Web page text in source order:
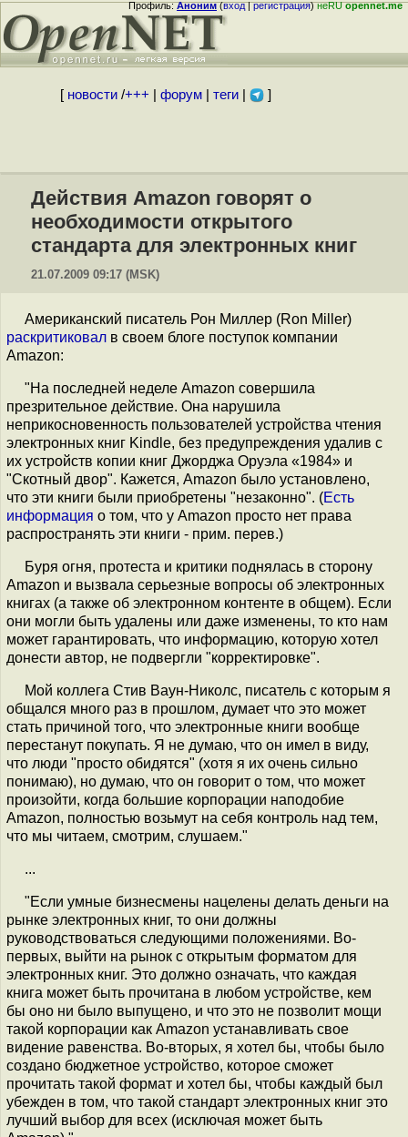
Профиль:Аноним(вход|регистрация)неRUopennet.me
[ новости/+++ форум| теги| ]
Действия Amazon говорят о
необходимости открытого
стандарта для электронных книг
21.07.2009 09:17 (MSK)
Американский писатель Рон Миллер (Ron Miller)
раскритиковал в своем блоге поступок компании
Amazon:
"На последней неделе Amazon совершила
презрительное действие. Она нарушила
неприкосновенность пользователей устройства чтения
электронных книг Kindle, без предупреждения удалив с
их устройств копии книг Джорджа Оруэла «1984» и
"Скотный двор". Кажется, Amazon было установлено,
что эти книги были приобретены "незаконно". (Есть
информация о том, что у Amazon просто нет права
распространять эти книги - прим. перев.)
Буря огня, протеста и критики поднялась в сторону
Amazon и вызвала серьезные вопросы об электронных
книгах (а также об электронном контенте в общем). Если
они могли быть удалены или даже изменены, то кто нам
может гарантировать, что информацию, которую хотел
донести автор, не подвергли "корректировке".
Мой коллега Стив Ваун-Николс, писатель с которым я
общался много раз в прошлом, думает что это может
стать причиной того, что электронные книги вообще
перестанут покупать. Я не думаю, что он имел в виду,
что люди "просто обидятся" (хотя я их очень сильно
понимаю), но думаю, что он говорит о том, что может
произойти, когда большие корпорации наподобие
Amazon, полностью возьмут на себя контроль над тем,
что мы читаем, смотрим, слушаем."
...
"Если умные бизнесмены нацелены делать деньги на
рынке электронных книг, то они должны
руководствоваться следующими положениями. Во-
первых, выйти на рынок с открытым форматом для
электронных книг. Это должно означать, что каждая
книга может быть прочитана в любом устройстве, кем
бы оно ни было выпущено, и что это не позволит мощи
такой корпорации как Amazon устанавливать свое
видение равенства. Во-вторых, я хотел бы, чтобы было
создано бюджетное устройство, которое сможет
прочитать такой формат и хотел бы, чтобы каждый был
убежден в том, что такой стандарт электронных книг это
лучший выбор для всех (исключая может быть